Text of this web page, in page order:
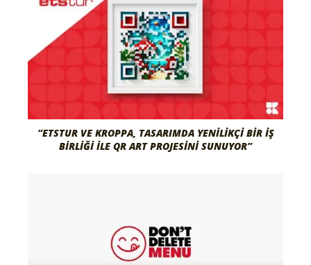
“ETSTUR VE KROPPA, TASARIMDA YENILIKÇI BIR İŞ
BIRLIĞI ILE QR ART PROJESINI SUNUYOR”